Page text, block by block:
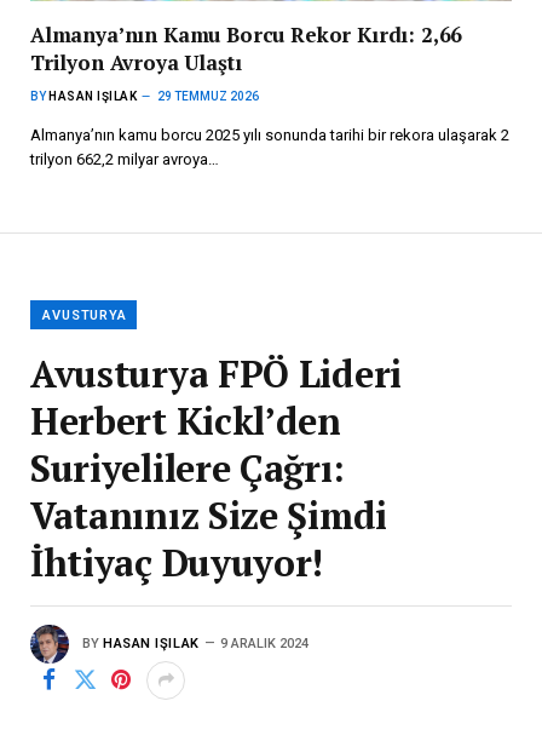
Almanya’nın Kamu Borcu Rekor Kırdı: 2,66
Trilyon Avroya Ulaştı
BY HASAN IŞILAK 29 TEMMUZ 2026
Almanya’nın kamu borcu 2025 yılı sonunda tarihi bir rekora ulaşarak 2
trilyon 662,2 milyar avroya…
AVUSTURYA
Avusturya FPÖ Lideri
Herbert Kickl’den
Suriyelilere Çağrı:
Vatanınız Size Şimdi
İhtiyaç Duyuyor!
BY HASAN IŞILAK 9 ARALIK 2024